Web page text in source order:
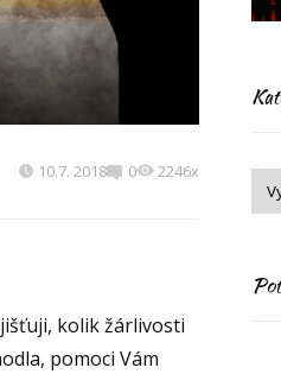
10.7. 2018 0 2246x
kolik žárlivosti
pomoci Vám